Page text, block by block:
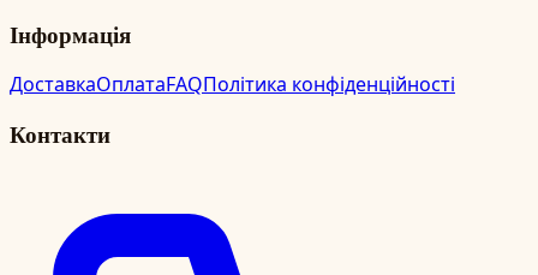
Інформація
ДоставкаОплатаFAQПолітика конфіденційності
Контакти